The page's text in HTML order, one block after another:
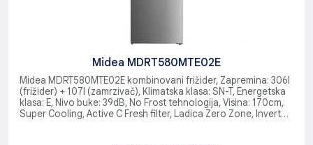
Midea MDRT580MTE02E
Midea MDRT580MTE02E kombinovani frižider, Zapremina: 306l
(frižider) + 107l (zamrzivač), Klimatska klasa: SN-T, Energetska
klasa: E, Nivo buke: 39dB, No Frost tehnologija, Visina: 170cm,
Super Cooling, Active C Fresh filter, Ladica Zero Zone, Inverter